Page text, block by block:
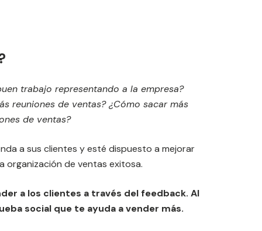
trabajo representando a la empresa?
reuniones de ventas? ¿Cómo sacar más
de ventas?
a sus clientes y esté dispuesto a mejorar
organización de ventas exitosa.
a los clientes a través del feedback. Al
social que te ayuda a vender más.